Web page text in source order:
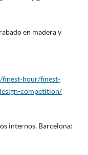
en madera y
hour/finest-
competition/
internos. Barcelona: